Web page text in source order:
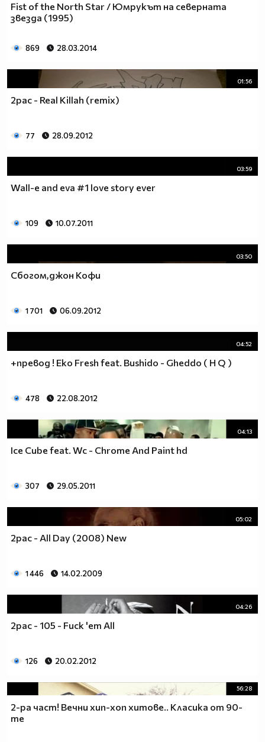
by jennys
Fist of the North Star / Юмрукът на северната
звезда (1995)
869 28.03.2014
01:56
2pac - Real Killah (remix)
77 28.09.2012
03:59
Wall-e and eva #1 love story ever
109 10.07.2011
03:50
Сбогом,джон Кофи
1 701 06.09.2012
04:52
+превод ! Eko Fresh feat. Bushido - Gheddo ( H Q )
478 22.08.2012
04:13
Ice Cube feat. Wc - Chrome And Paint hd
307 29.05.2011
05:02
2pac - All Day (2008) New
1 446 14.02.2009
04:26
2pac - 105 - Fuck 'em All
126 20.02.2012
56:28
2-ра част! Вечни хип-хоп хитове.. Класика от 90-
те